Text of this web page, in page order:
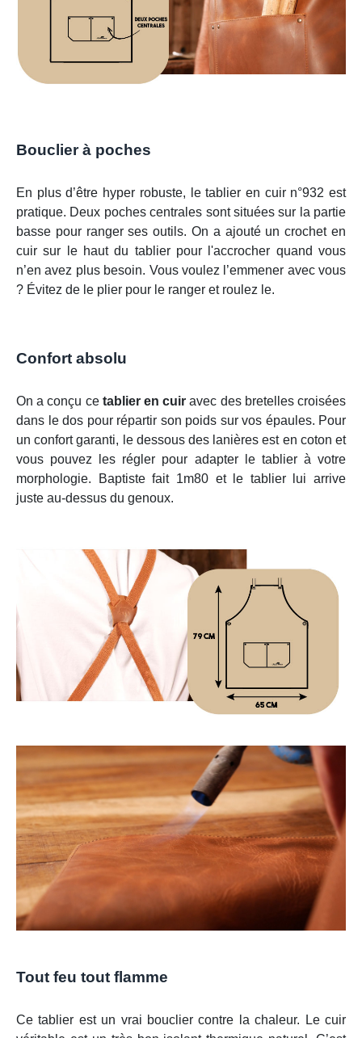
Bouclier à poches
En plus d’être hyper robuste, le tablier en cuir n°932 est
pratique. Deux poches centrales sont situées sur la partie
basse pour ranger ses outils. On a ajouté un crochet en
cuir sur le haut du tablier pour l'accrocher quand vous
n’en avez plus besoin. Vous voulez l’emmener avec vous
? Évitez de le plier pour le ranger et roulez le.
Confort absolu
On a conçu ce tablier en cuir avec des bretelles croisées
dans le dos pour répartir son poids sur vos épaules. Pour
un confort garanti, le dessous des lanières est en coton et
vous pouvez les régler pour adapter le tablier à votre
morphologie. Baptiste fait 1m80 et le tablier lui arrive
juste au-dessus du genoux.
Tout feu tout flamme
Ce tablier est un vrai bouclier contre la chaleur. Le cuir